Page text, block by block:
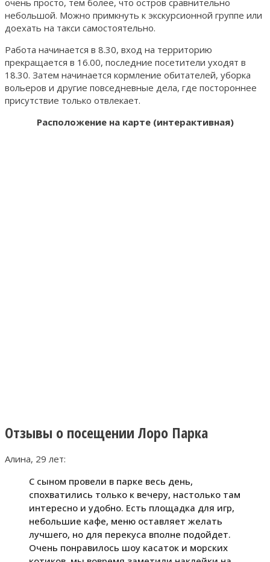
небольшой. Можно примкнуть к экскурсионной группе или
доехать на такси самостоятельно.
Работа начинается в 8.30, вход на территорию
прекращается в 16.00, последние посетители уходят в
18.30. Затем начинается кормление обитателей, уборка
вольеров и другие повседневные дела, где постороннее
присутствие только отвлекает.
Расположение на карте (интерактивная)
Отзывы о посещении Лоро Парка
Алина, 29 лет:
С сыном провели в парке весь день,
спохватились только к вечеру, настолько там
интересно и удобно. Есть площадка для игр,
небольшие кафе, меню оставляет желать
лучшего, но для перекуса вполне подойдет.
Очень понравилось шоу касаток и морских